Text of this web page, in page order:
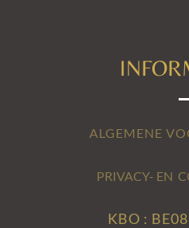
ALGEMENE
PRIVACY- EN
KBO :